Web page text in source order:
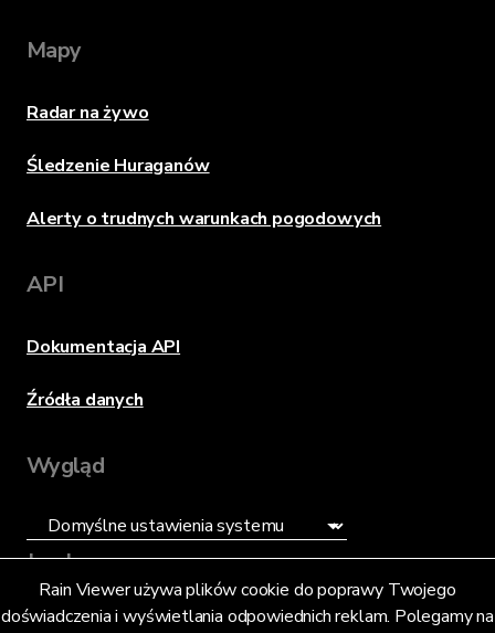
Rain Viewer używa plików cookie do poprawy Twojego
doświadczenia i wyświetlania odpowiednich reklam. Polegamy na
Mapy
Radar na żywo
Śledzenie Huraganów
Alerty o trudnych warunkach pogodowych
API
Dokumentacja API
Źródła danych
Wygląd
Język
Polski (PL)